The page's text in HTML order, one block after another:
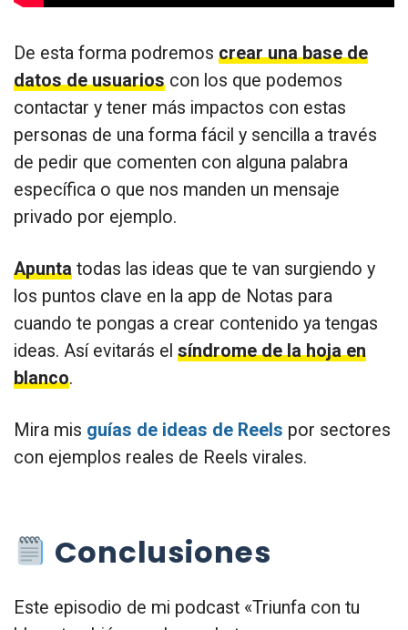
De esta forma podremos crear una base de
datos de usuarios con los que podemos
contactar y tener más impactos con estas
personas de una forma fácil y sencilla a través
de pedir que comenten con alguna palabra
específica o que nos manden un mensaje
privado por ejemplo.
Apunta todas las ideas que te van surgiendo y
los puntos clave en la app de Notas para
cuando te pongas a crear contenido ya tengas
ideas. Así evitarás el síndrome de la hoja en
blanco.
Mira mis guías de ideas de Reels por sectores
con ejemplos reales de Reels virales.
Conclusiones
Este episodio de mi podcast «Triunfa con tu